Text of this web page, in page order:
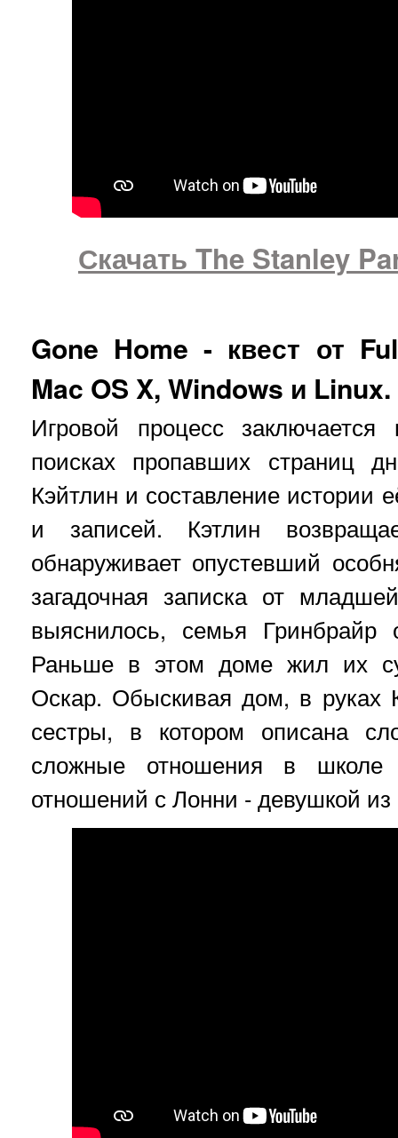
Скачать The Stanley
Gone Home - квест от
Mac OS X, Windows и Linux.
Игровой процесс
поисках пропавших страниц
Кэйтлин и составление
и записей. Кэтлин
обнаруживает опустевший
загадочная записка от
выяснилось, семья Гринбрайр
Раньше в этом доме жил их
Оскар. Обыскивая дом, в руках
сестры, в котором описана
сложные отношения в школе
отношений с Лонни - девушкой